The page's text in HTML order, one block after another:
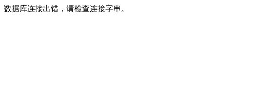
数据库连接出错，请检查连接字串。